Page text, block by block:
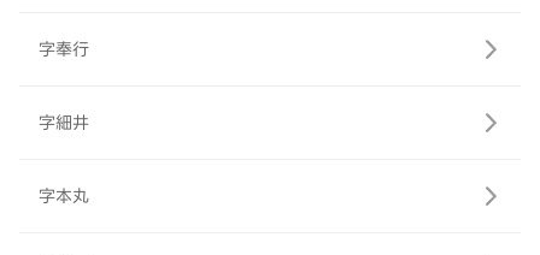
字奉行
字細井
字本丸